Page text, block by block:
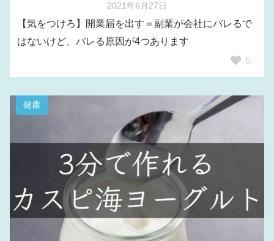
2021年6月27日
【気をつけろ】開業届を出す＝副業が会社にバレるで
はないけど、バレる原因が4つあります
0
健康